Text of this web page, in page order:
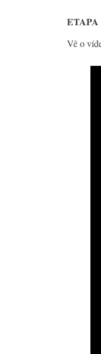
ETAPA
Vê o